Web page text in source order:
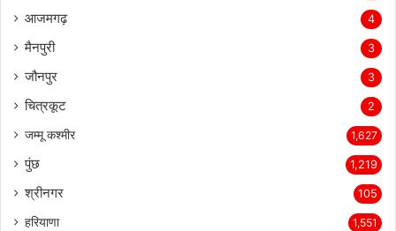
आजमगढ़ 4
मैनपुरी 3
जौनपुर 3
चित्रकूट 2
जम्मू कश्मीर 1,627
पुंछ 1,219
श्रीनगर 105
हरियाणा 1,551